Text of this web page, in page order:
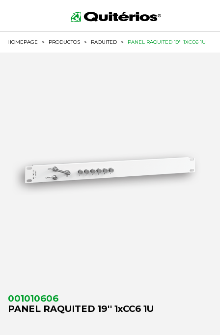
HOMEPAGE > PRODUCTOS > RAQUITED > PANEL RAQUITED 19'' 1XCC6 1U
001010606
PANEL RAQUITED 19'' 1xCC6 1U